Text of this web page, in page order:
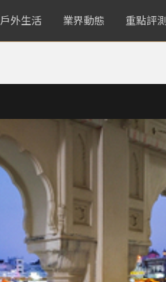
戶外生活 業界動態 重點評測